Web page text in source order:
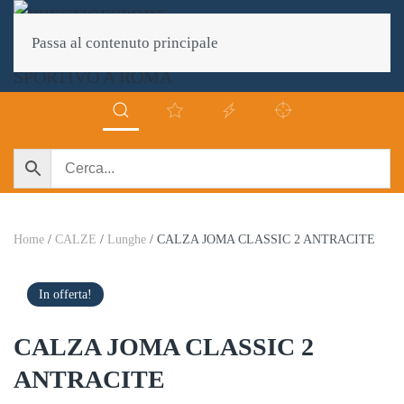
Passa al contenuto principale
Home / CALZE / Lunghe / CALZA JOMA CLASSIC 2 ANTRACITE
In offerta!
CALZA JOMA CLASSIC 2
ANTRACITE